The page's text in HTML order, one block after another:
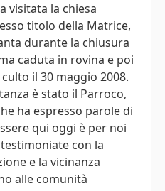
visitata la chiesa
titolo della Matrice,
durante la chiusura
caduta in rovina e poi
il 30 maggio 2008.
è stato il Parroco,
ha espresso parole di
qui oggi è per noi
con la
e la vicinanza
alle comunità